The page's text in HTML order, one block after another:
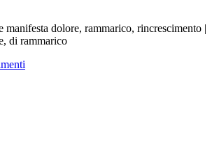
manifesta dolore, rammarico, rincrescimento |
di rammarico